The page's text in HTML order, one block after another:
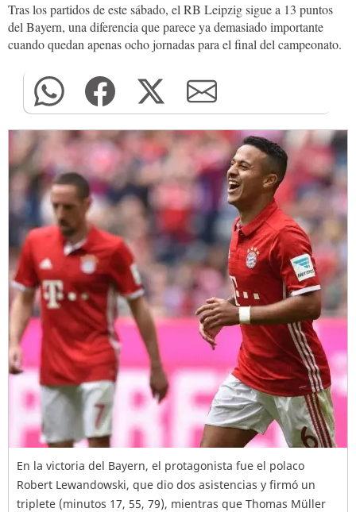
Tras los partidos de este sábado, el RB Leipzig sigue a 13 puntos
del Bayern, una diferencia que parece ya demasiado importante
cuando quedan apenas ocho jornadas para el final del campeonato.
En la victoria del Bayern, el protagonista fue el polaco
Robert Lewandowski, que dio dos asistencias y firmó un
triplete (minutos 17, 55, 79), mientras que Thomas Müller